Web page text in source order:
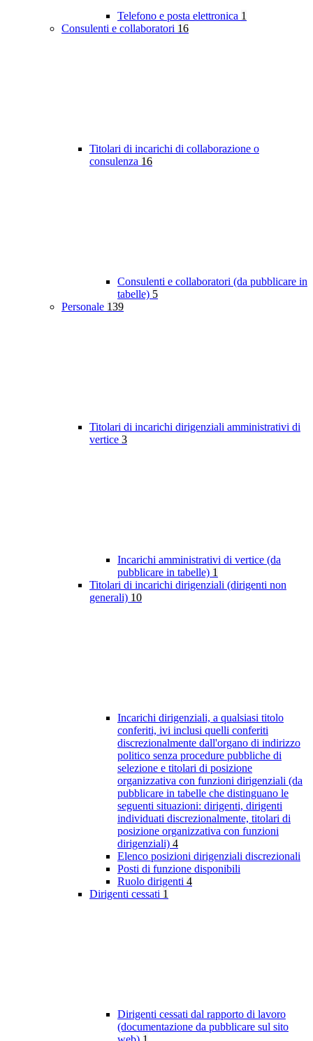
Telefono e posta elettronica 1
Consulenti e collaboratori 16
Titolari di incarichi di collaborazione o
consulenza 16
Consulenti e collaboratori (da pubblicare in
tabelle) 5
Personale 139
Titolari di incarichi dirigenziali amministrativi di
vertice 3
Incarichi amministrativi di vertice (da
pubblicare in tabelle) 1
Titolari di incarichi dirigenziali (dirigenti non
generali) 10
Incarichi dirigenziali, a qualsiasi titolo
conferiti, ivi inclusi quelli conferiti
discrezionalmente dall'organo di indirizzo
politico senza procedure pubbliche di
selezione e titolari di posizione
organizzativa con funzioni dirigenziali (da
pubblicare in tabelle che distinguano le
seguenti situazioni: dirigenti, dirigenti
individuati discrezionalmente, titolari di
posizione organizzativa con funzioni
dirigenziali) 4
Elenco posizioni dirigenziali discrezionali
Posti di funzione disponibili
Ruolo dirigenti 4
Dirigenti cessati 1
Dirigenti cessati dal rapporto di lavoro
(documentazione da pubblicare sul sito